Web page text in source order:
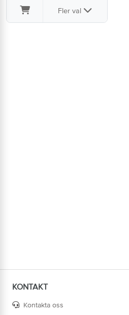
Fler val
KONTAKT
Kontakta oss